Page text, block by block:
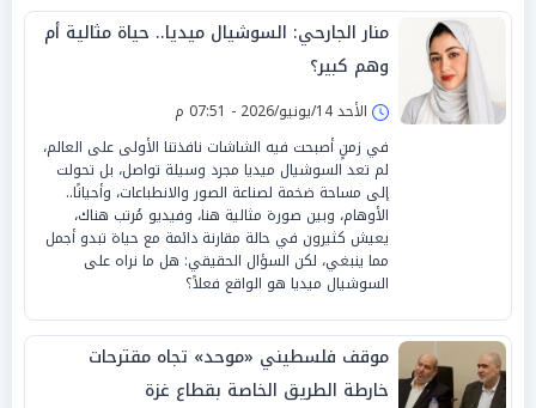
منار الجارحي: السوشيال ميديا.. حياة مثالية أم
وهم كبير؟
الأحد 14/يونيو/2026 - 07:51 م
في زمنٍ أصبحت فيه الشاشات نافذتنا الأولى على العالم،
لم تعد السوشيال ميديا مجرد وسيلة تواصل، بل تحولت
إلى مساحة ضخمة لصناعة الصور والانطباعات، وأحيانًا..
الأوهام، وبين صورة مثالية هنا، وفيديو مُرتب هناك،
يعيش كثيرون في حالة مقارنة دائمة مع حياة تبدو أجمل
مما ينبغي، لكن السؤال الحقيقي: هل ما نراه على
السوشيال ميديا هو الواقع فعلاً؟
موقف فلسطيني «موحد» تجاه مقترحات
خارطة الطريق الخاصة بقطاع غزة